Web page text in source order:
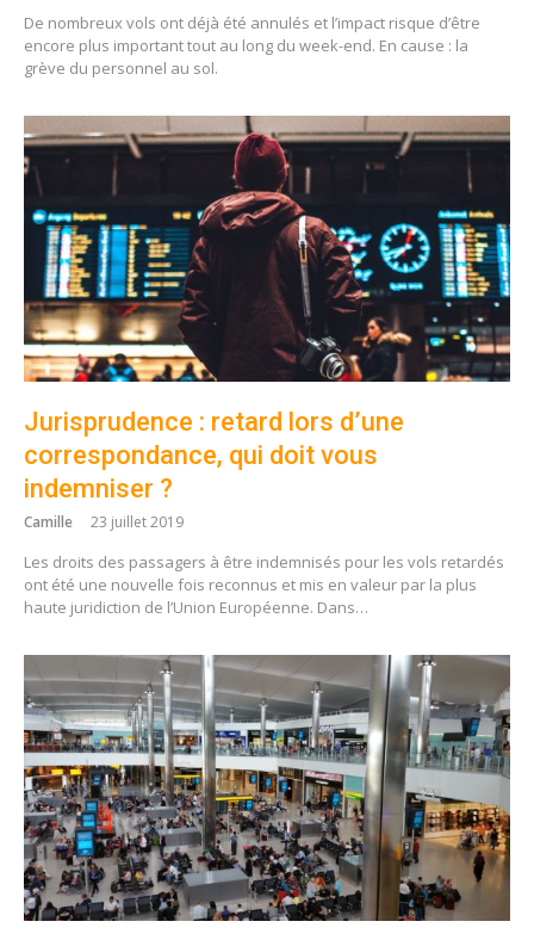
De nombreux vols ont déjà été annulés et l’impact risque d’être
encore plus important tout au long du week-end. En cause : la
grève du personnel au sol.
Jurisprudence : retard lors d’une
correspondance, qui doit vous
indemniser ?
Camille 23 juillet 2019
Les droits des passagers à être indemnisés pour les vols retardés
ont été une nouvelle fois reconnus et mis en valeur par la plus
haute juridiction de l’Union Européenne. Dans…